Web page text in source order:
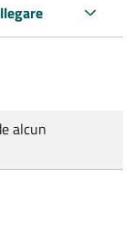
alcun